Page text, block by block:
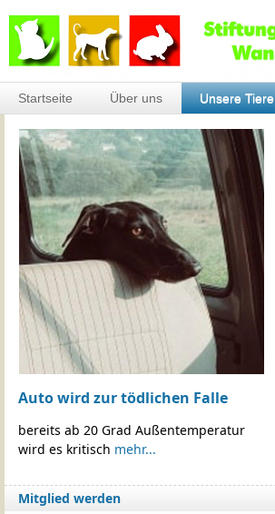
Startseite Über uns Unsere Tiere
Auto wird zur tödlichen Falle
bereits ab 20 Grad Außentemperatur
wird es kritisch mehr...
Mitglied werden